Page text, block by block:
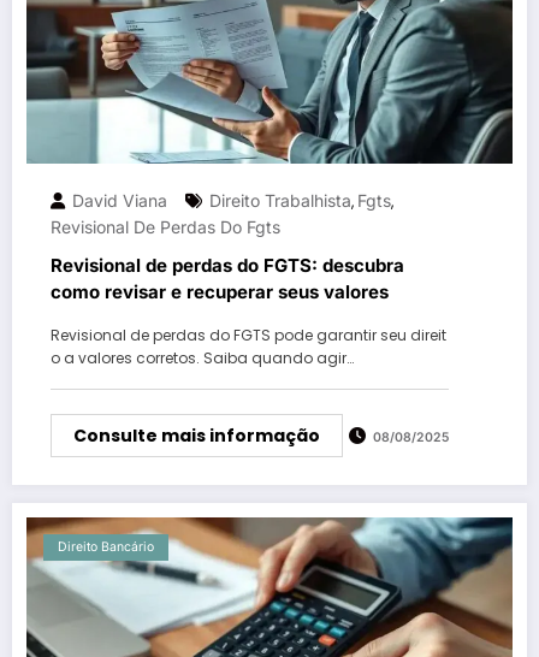
David Viana Direito Trabalhista, Fgts,
Revisional De Perdas Do Fgts
Revisional de perdas do FGTS: descubra
como revisar e recuperar seus valores
Revisional de perdas do FGTS pode garantir seu direit
o a valores corretos. Saiba quando agir…
Consulte mais informação 08/08/2025
Direito Bancário